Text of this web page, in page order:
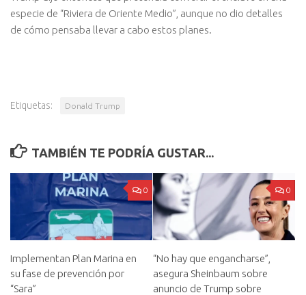
especie de “Riviera de Oriente Medio”, aunque no dio detalles
de cómo pensaba llevar a cabo estos planes.
Etiquetas: Donald Trump
TAMBIÉN TE PODRÍA GUSTAR...
0
Implementan Plan Marina en
su fase de prevención por
“Sara”
0
“No hay que engancharse”,
asegura Sheinbaum sobre
anuncio de Trump sobre